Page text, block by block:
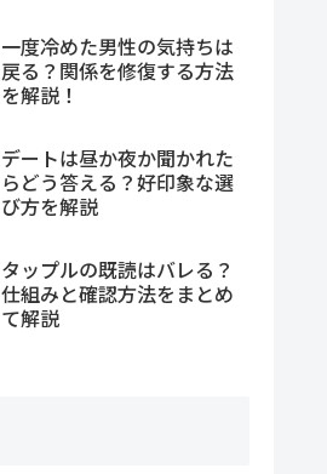
一度冷めた男性の気持ちは
戻る？関係を修復する方法
を解説！
デートは昼か夜か聞かれた
らどう答える？好印象な選
び方を解説
タップルの既読はバレる？
仕組みと確認方法をまとめ
て解説